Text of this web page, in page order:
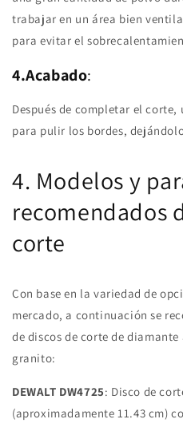
trabajar en un área bien
para evitar el
4.Acabado:
Después de completar el
para pulir los bordes,
4. Modelos y
recomendados
corte
Con base en la variedad de
mercado, a continuación se
de discos de corte de
granito:
DEWALT DW4725: Disco de
(aproximadamente 11.43 cm)